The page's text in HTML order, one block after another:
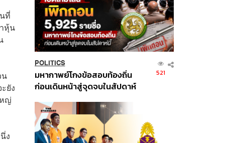
ที่
หุ้น
น
ยัง
ญ่
ง
POLITICS
มหากาพย์โกงข้อสอบท้องถิ่น
ก่อนเดินหน้าสู่จุดจบในสัปดาห์
521